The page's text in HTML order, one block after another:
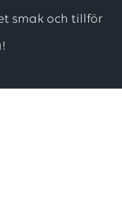
smak och tillför